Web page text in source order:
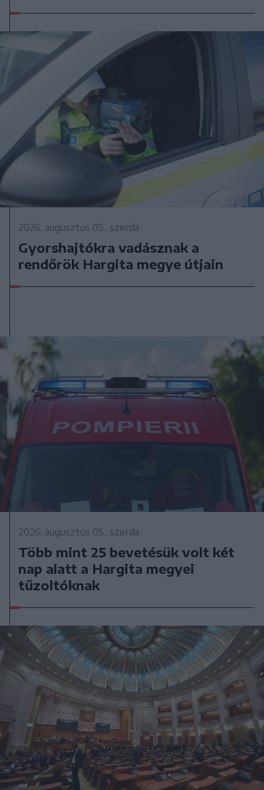
2026. augusztus 05., szerda
Gyorshajtókra vadásznak a
rendőrök Hargita megye útjain
2026. augusztus 05., szerda
Több mint 25 bevetésük volt két
nap alatt a Hargita megyei
tűzoltóknak